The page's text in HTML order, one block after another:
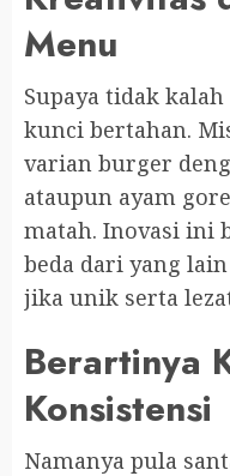
Menu
Supaya tidak
kunci bertahan.
varian burger
ataupun ayam
matah. Inovasi ini
beda dari yang
jika unik serta
Berartinya
Konsistensi
Namanya pula